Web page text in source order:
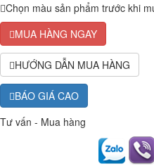
Chọn màu sản phẩm trước khi
MUA HÀNG NGAY
HƯỚNG DẪN MUA HÀNG
BÁO GIÁ CAO
Tư vấn - Mua hàng